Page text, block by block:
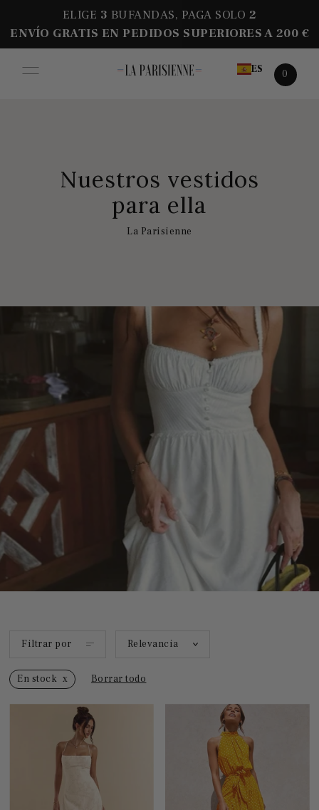
ELIGE 3 BUFANDAS, PAGA SOLO 2
ENVÍO GRATIS EN PEDIDOS SUPERIORES A 200 €
ES 0
Nuestros vestidos
para ella
La Parisienne
Filtrar por Relevancia
En stock Borrar todo